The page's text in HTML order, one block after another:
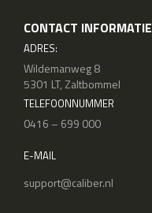
CONTACT INFORMATIE
ADRES:
Wildemanweg 8
5301 LT, Zaltbommel
TELEFOONNUMMER
0416 – 699 000
E-MAIL
support@caliber.nl